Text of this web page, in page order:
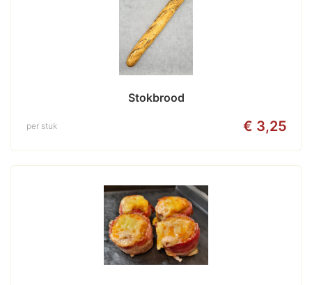
Stokbrood
€ 3,25
per stuk